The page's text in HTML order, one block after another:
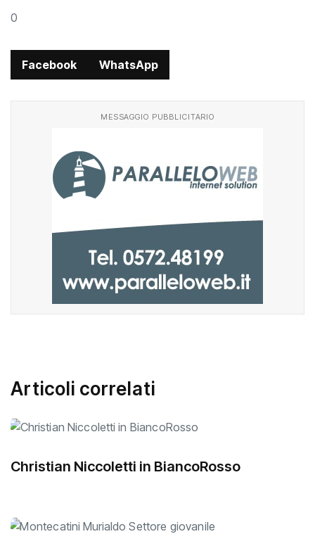
0
Facebook WhatsApp
MESSAGGIO PUBBLICITARIO
Articoli correlati
Christian Niccoletti in BiancoRosso